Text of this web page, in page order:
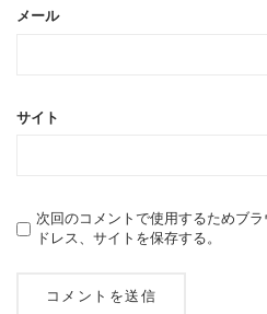
メール
サイト
次回のコメントで使用するためブ
ドレス、サイトを保存する。